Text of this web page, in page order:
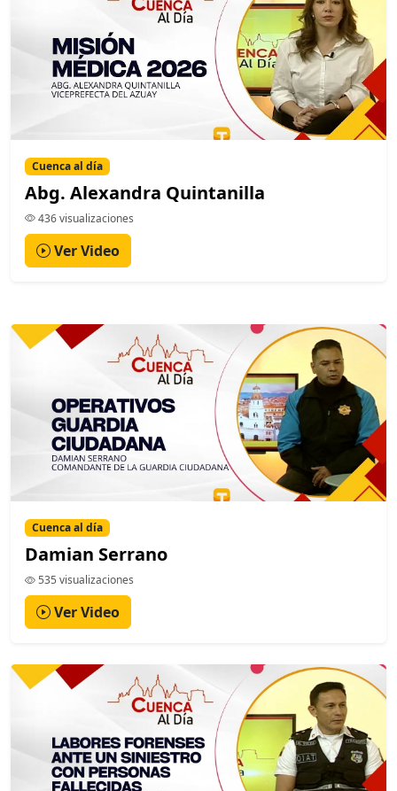
Cuenca al día
Abg. Alexandra Quintanilla
436 visualizaciones
Ver Video
Cuenca al día
Damian Serrano
535 visualizaciones
Ver Video